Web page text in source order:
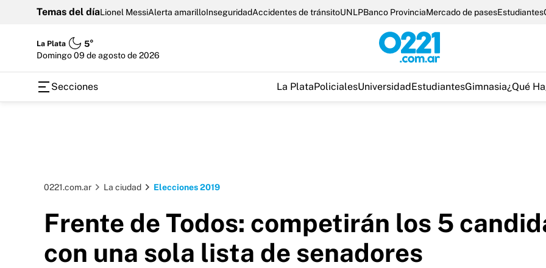
Temas del díaLionel MessiAlerta amarilloInseguridadAccidentes de tránsitoUNLPBanco ProvinciaMercado de pasesEstudiantes
La Plata
5°
domingo 09 de agosto de 2026
Secciones La PlataPolicialesUniversidadEstudiantesGimnasia¿Qué
0221.com.ar La ciudad Elecciones 2019
Frente de Todos: competirán los 5
con una sola lista de senadores